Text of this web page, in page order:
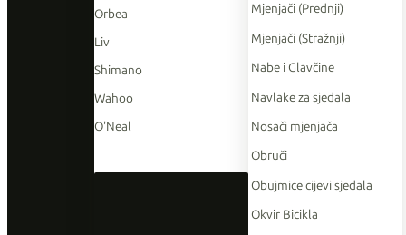
Orbea
Liv
Shimano
Wahoo
O'Neal
Mjenjači (Prednji)
Mjenjači (Stražnji)
Nabe i Glavčine
Navlake za sjedala
Nosači mjenjača
Obruči
Obujmice cijevi sjedala
Okvir Bicikla